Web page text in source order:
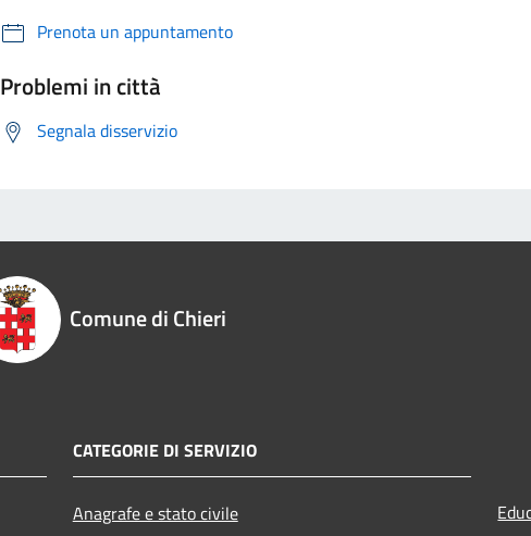
Prenota un appuntamento
Problemi in città
Segnala disservizio
Comune di Chieri
CATEGORIE DI SERVIZIO
Anagrafe e stato civile